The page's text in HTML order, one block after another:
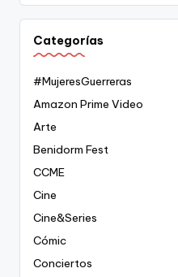
Categorías
#MujeresGuerreras
Amazon Prime Video
Arte
Benidorm Fest
CCME
Cine
Cine&Series
Cómic
Conciertos